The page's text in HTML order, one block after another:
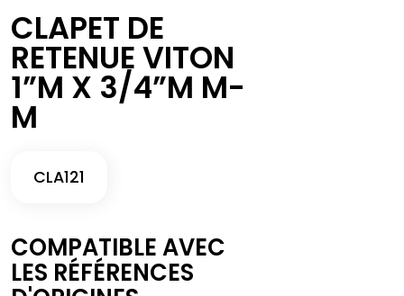
CLAPET DE
RETENUE VITON
1”M X 3/4”M M-
M
CLA121
COMPATIBLE AVEC
LES RÉFÉRENCES